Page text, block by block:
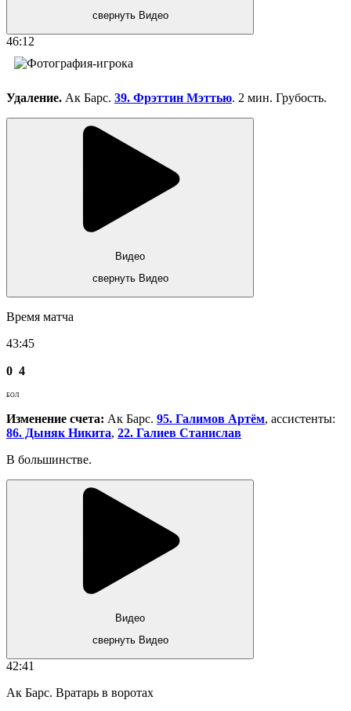
свернуть Видео
46:12
Удаление. Ак Барс. 39. Фрэттин Мэттью. 2 мин. Грубость.
Видео
свернуть Видео
Время матча
43:45
0 4
БОЛ
Изменение счета: Ак Барс. 95. Галимов Артём, ассистенты:
86. Дыняк Никита, 22. Галиев Станислав
В большинстве.
Видео
свернуть Видео
42:41
Ак Барс. Вратарь в воротах